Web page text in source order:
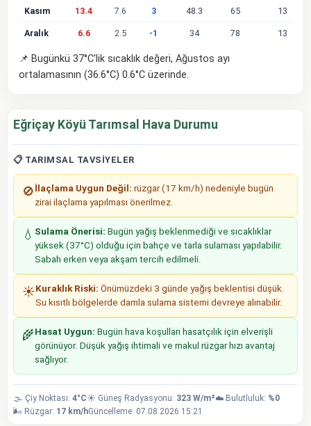
Kasım 13.4 7.6 3 48.3 65 13
Aralık 6.6 2.5 -1 34 78 13
📌 Bugünkü 37°C'lik sıcaklık değeri, Ağustos ayı
ortalamasının (36.6°C) 0.6°C üzerinde.
Eğriçay Köyü Tarımsal Hava Durumu
📋 TARIMSAL TAVSIYELER
🚫 İlaçlama Uygun Değil: rüzgar (17 km/h) nedeniyle bugün
zirai ilaçlama yapılması önerilmez.
💧 Sulama Önerisi: Bugün yağış beklenmediği ve sıcaklıklar
yüksek (37°C) olduğu için bahçe ve tarla sulaması yapılabilir.
Sabah erken veya akşam tercih edilmeli.
☀️Kuraklık Riski: Önümüzdeki 3 günde yağış beklentisi düşük.
Su kısıtlı bölgelerde damla sulama sistemi devreye alınabilir.
🌾Hasat Uygun: Bugün hava koşulları hasatçılık için elverişli
görünüyor. Düşük yağış ihtimali ve makul rüzgar hızı avantaj
sağlıyor.
🌫️ Çiy Noktası: 4°C☀️ Güneş Radyasyonu: 323 W/m²☁️ Bulutluluk: %0
🌬️ Rüzgar: 17 km/hGüncelleme: 07.08.2026 15:21